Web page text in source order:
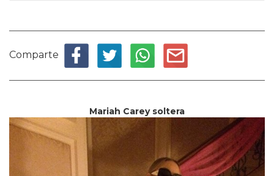
Comparte
Mariah Carey soltera